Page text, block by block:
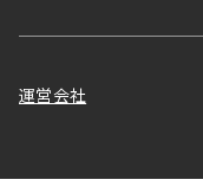
運営会社